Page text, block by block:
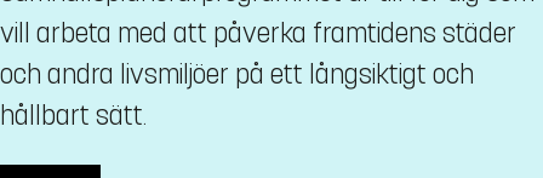
vill arbeta med att påverka framtidens städer
och andra livsmiljöer på ett långsiktigt och
hållbart sätt.